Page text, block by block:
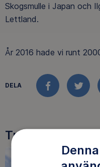
Skogsmulle i Japan och
Lettland.
År 2016 hade vi runt
DELA
FACEBOOK
Tre goda skäl